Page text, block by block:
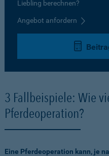
Liebling berechnen?
Angebot anfordern
3 Fallbeispiele: Wie
Pferdeoperation?
Eine Pferdeoperation kann, je